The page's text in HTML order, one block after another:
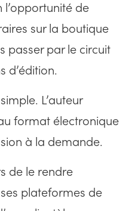
l’opportunité de
sur la boutique
passer par le circuit
d’édition.
L’auteur
format électronique
à la demande.
de le rendre
plateformes de